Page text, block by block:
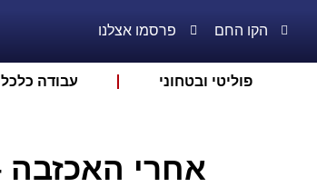
הקו החם פרסמו אצלנו
פוליטי ובטחוני עבודה
אחרי